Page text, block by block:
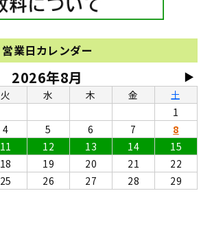
営業日カレンダー
▶
2026年8月
火 水 木 金
土
1
4 5 6 7
8
11 12 13 14
15
18 19 20 21
22
25 26 27 28
29